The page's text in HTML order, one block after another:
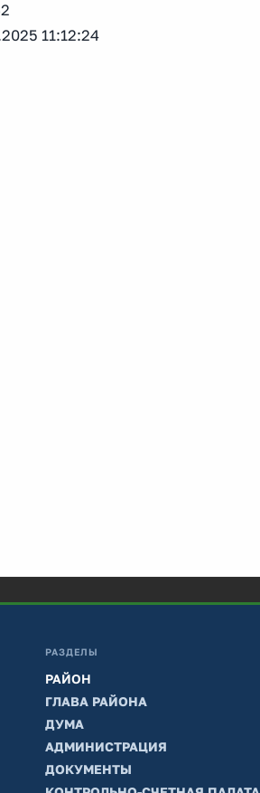
11:12:24
РАЗДЕЛЫ
РАЙОН
ГЛАВА РАЙОНА
ДУМА
АДМИНИСТРАЦИЯ
ДОКУМЕНТЫ